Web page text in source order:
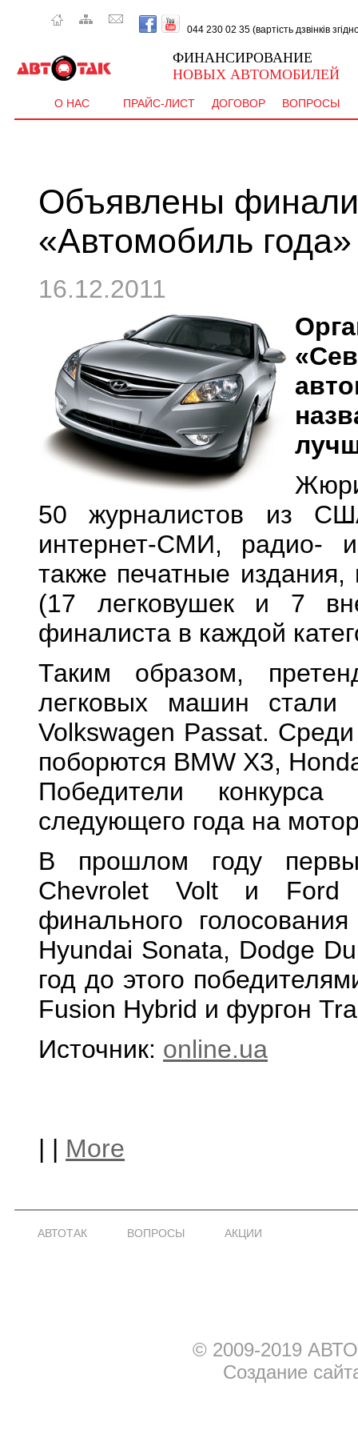
044 230 02 35 (вартість дзвінків
ФИНАНСИРОВАНИЕ
НОВЫХ АВТОМОБИЛЕЙ
О НАС ПРАЙС-ЛИСТ ДОГОВОР ВОПРОСЫ
Объявлены
«Автомобиль
16.12.2011
50 журналистов из
интернет-СМИ, радио-
также печатные
(17 легковушек и 7
финалиста в каждой
Таким образом,
легковых машин
Volkswagen Passat.
поборются BMW X3,
Победители
следующего года на
В прошлом году
Chevrolet Volt и Ford
финального
Hyundai Sonata, Dodge
год до этого
Fusion Hybrid и фургон
Источник: online.ua
| | More
АВТОТАК ВОПРОСЫ АКЦИИ
© 2009-2019
Создание